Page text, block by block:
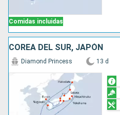
Comidas incluidas
COREA DEL SUR, JAPÓN
Diamond Princess 13 d